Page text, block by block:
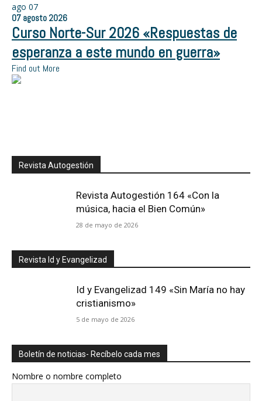
ago 07
07 agosto 2026
Curso Norte-Sur 2026 «Respuestas de
esperanza a este mundo en guerra»
Find out More
Revista Autogestión
Revista Autogestión 164 «Con la
música, hacia el Bien Común»
28 de mayo de 2026
Revista Id y Evangelizad
Id y Evangelizad 149 «Sin María no hay
cristianismo»
5 de mayo de 2026
Boletín de noticias- Recíbelo cada mes
Nombre o nombre completo